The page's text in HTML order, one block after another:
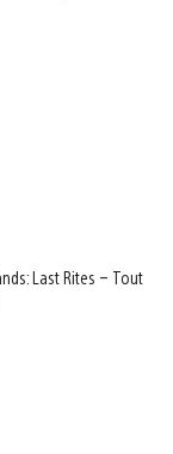
Last Rites – Tout